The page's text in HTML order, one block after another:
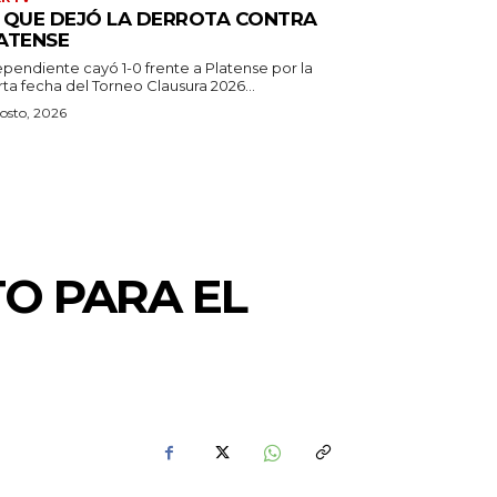
DEJÓ LA DERROTA CONTRA
cayó 1-0 frente a Platense por la
fecha del Torneo Clausura 2026...
2026